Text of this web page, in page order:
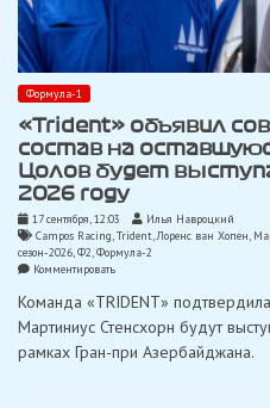
Формула-1
«Trident» объявил
состав на
Цолов будет
2026 году
17 сентября, 12:03
Илья Навроцкий
Campos Racing Trident Лоренс ван Хопен
сезон-2026 Ф2 Формула-2
Комментироватьon
объявил
новый
состав
Команда «TRIDENT»
Мартиниус Стенсхорн будут
рамках Гран-при Азербайджана.